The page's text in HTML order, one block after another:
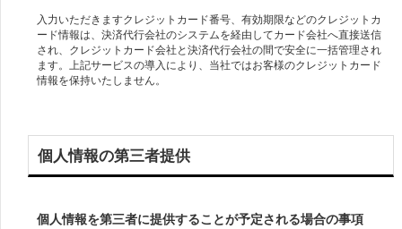
入力いただきますクレジットカード番号、有効期限などのクレジットカ
ード情報は、決済代行会社のシステムを経由してカード会社へ直接送信
され、クレジットカード会社と決済代行会社の間で安全に一括管理され
ます。上記サービスの導入により、当社ではお客様のクレジットカード
情報を保持いたしません。
個人情報の第三者提供
個人情報を第三者に提供することが予定される場合の事項